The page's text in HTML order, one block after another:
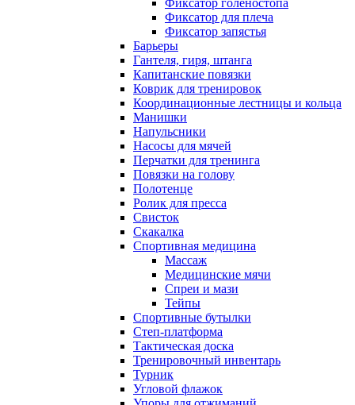
Фиксатор для плеча
Фиксатор запястья
Барьеры
Гантеля, гиря, штанга
Капитанские повязки
Коврик для тренировок
Координационные лестницы и кольца
Манишки
Напульсники
Насосы для мячей
Перчатки для тренинга
Повязки на голову
Полотенце
Ролик для пресса
Свисток
Скакалка
Спортивная медицина
Массаж
Медицинские мячи
Спреи и мази
Тейпы
Спортивные бутылки
Степ-платформа
Тактическая доска
Тренировочный инвентарь
Турник
Угловой флажок